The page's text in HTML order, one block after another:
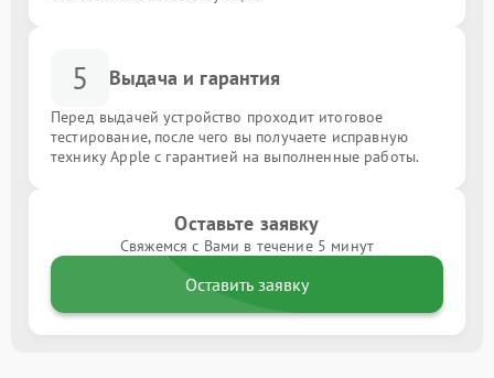
5 Выдача и гарантия
Перед выдачей устройство проходит итоговое
тестирование, после чего вы получаете исправную
технику Apple с гарантией на выполненные работы.
Оставьте заявку
Свяжемся с Вами в течение 5 минут
Оставить заявку